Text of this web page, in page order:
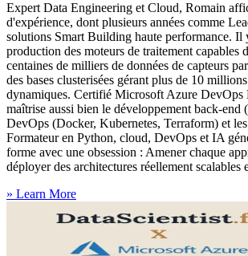
Expert Data Engineering et Cloud, Romain
d'expérience, dont plusieurs années comme
solutions Smart Building haute performance. Il
production des moteurs de traitement capables
centaines de milliers de données de capteurs
des bases clusterisées gérant plus de 10
dynamiques. Certifié Microsoft Azure DevOps
maîtrise aussi bien le développement back-end
DevOps (Docker, Kubernetes, Terraform) et
Formateur en Python, cloud, DevOps et IA
forme avec une obsession : Amener chaque
déployer des architectures réellement scalables
» Learn More